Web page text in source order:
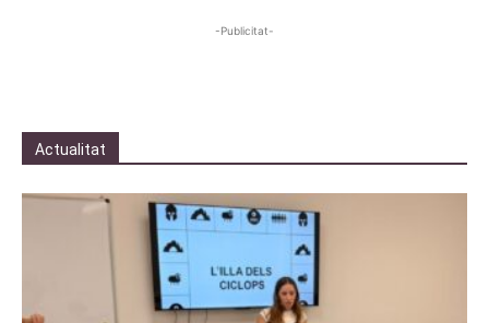
-Publicitat-
Actualitat